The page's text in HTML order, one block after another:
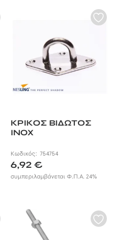
ΚΡΙΚΟΣ ΒΙΔΩΤΟΣ
INOX
Κωδικός:754754
6,92€
συμπεριλαμβάνεται Φ.Π.Α. 24%